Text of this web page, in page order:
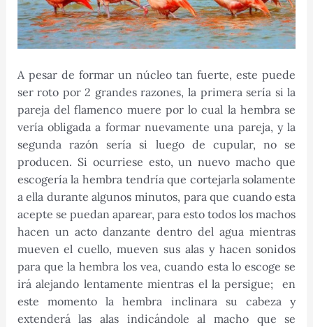
A pesar de formar un núcleo tan fuerte, este puede
ser roto por 2 grandes razones, la primera sería si la
pareja del flamenco muere por lo cual la hembra se
vería obligada a formar nuevamente una pareja, y la
segunda razón sería si luego de cupular, no se
producen. Si ocurriese esto, un nuevo macho que
escogería la hembra tendría que cortejarla solamente
a ella durante algunos minutos, para que cuando esta
acepte se puedan aparear, para esto todos los machos
hacen un acto danzante dentro del agua mientras
mueven el cuello, mueven sus alas y hacen sonidos
para que la hembra los vea, cuando esta lo escoge se
irá alejando lentamente mientras el la persigue; en
este momento la hembra inclinara su cabeza y
extenderá las alas indicándole al macho que se